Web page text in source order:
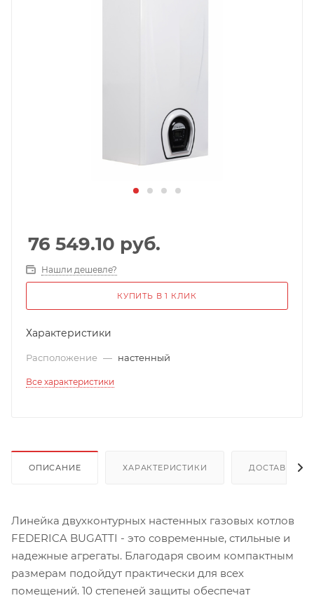
76 549.10 руб.
Нашли дешевле?
КУПИТЬ В 1 КЛИК
Характеристики
Расположение — настенный
Все характеристики
ОПИСАНИЕ ХАРАКТЕРИСТИКИ ДОСТАВКА
Линейка двухконтурных настенных газовых котлов
FEDERICA BUGATTI - это современные, стильные и
надежные агрегаты. Благодаря своим компактным
размерам подойдут практически для всех
помещений. 10 степеней защиты обеспечат